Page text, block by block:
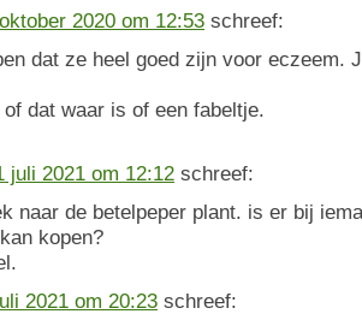
2020 om 12:53 schreef:
dat ze heel goed zijn voor eczeem.
dat waar is of een fabeltje.
juli 2021 om 12:12 schreef:
naar de betelpeper plant. is er bij
kopen?
2021 om 20:23 schreef: